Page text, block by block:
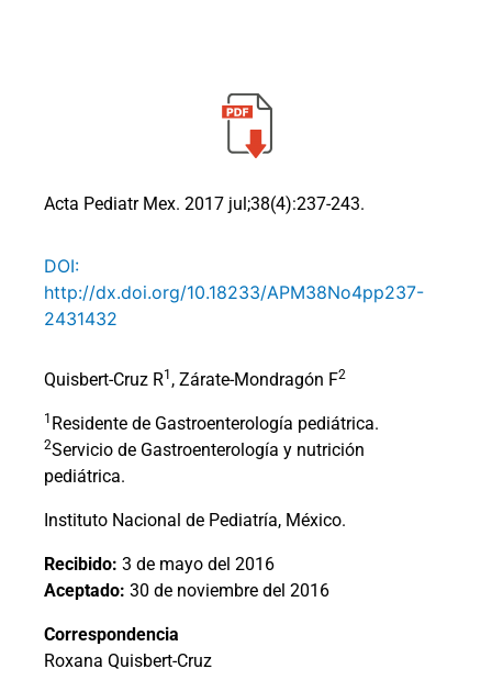
Acta Pediatr Mex. 2017 jul;38(4):237-243.
DOI:
http://dx.doi.org/10.18233/APM38No4pp237-
2431432
Quisbert-Cruz R1 , Zárate-Mondragón F2
1 Residente de Gastroenterología pediátrica.
2Servicio de Gastroenterología y nutrición
pediátrica.
Instituto Nacional de Pediatría, México.
Recibido: 3 de mayo del 2016
Aceptado: 30 de noviembre del 2016
Correspondencia
Roxana Quisbert-Cruz